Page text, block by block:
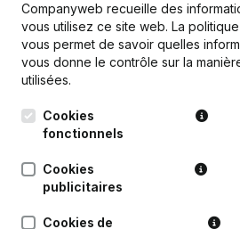
Publicationsde Afsluitingen
Date Publication
30-10-2024
Statuts
Autres
Demissions
Companyweb recueille des
vous utilisez ce site web. La
vous permet de savoir quelles
vous donne le contrôle sur la
utilisées.
Cookies
fonctionnels
Cookies
publicitaires
Cookies de